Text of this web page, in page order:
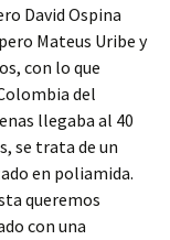
David Ospina
Mateus Uribe y
con lo que
del
llegaba al 40
se trata de un
en poliamida.
queremos
con una